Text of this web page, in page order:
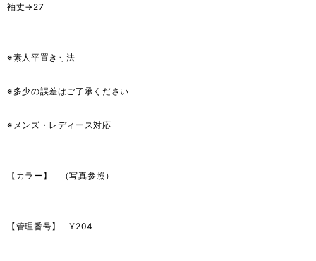
袖丈→27
※素人平置き寸法
※多少の誤差はご了承ください
※メンズ・レディース対応
【カラー】 （写真参照）
【管理番号】 Y204